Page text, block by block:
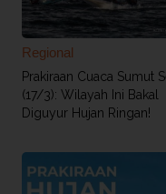
Regional
Prakiraan Cuaca Sumut
(17/3): Wilayah Ini Bakal
Diguyur Hujan Ringan!